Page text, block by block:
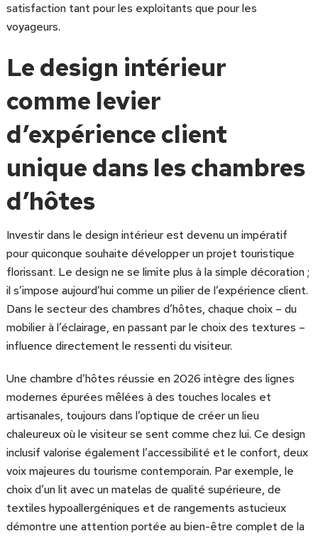
satisfaction tant pour les exploitants que pour les
voyageurs.
Le design intérieur
comme levier
d’expérience client
unique dans les chambres
d’hôtes
Investir dans le design intérieur est devenu un impératif
pour quiconque souhaite développer un projet touristique
florissant. Le design ne se limite plus à la simple décoration ;
il s’impose aujourd’hui comme un pilier de l’expérience client.
Dans le secteur des chambres d’hôtes, chaque choix – du
mobilier à l’éclairage, en passant par le choix des textures –
influence directement le ressenti du visiteur.
Une chambre d’hôtes réussie en 2026 intègre des lignes
modernes épurées mêlées à des touches locales et
artisanales, toujours dans l’optique de créer un lieu
chaleureux où le visiteur se sent comme chez lui. Ce design
inclusif valorise également l’accessibilité et le confort, deux
voix majeures du tourisme contemporain. Par exemple, le
choix d’un lit avec un matelas de qualité supérieure, de
textiles hypoallergéniques et de rangements astucieux
démontre une attention portée au bien-être complet de la